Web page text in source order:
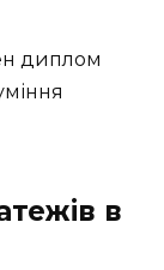
диплом
в